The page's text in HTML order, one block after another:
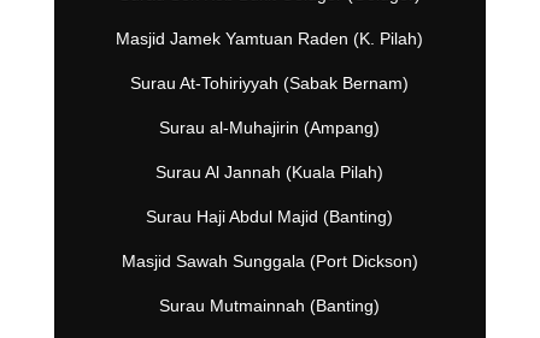
Masjid Jamek Yamtuan Raden (K. Pilah)
Surau At-Tohiriyyah (Sabak Bernam)
Surau al-Muhajirin (Ampang)
Surau Al Jannah (Kuala Pilah)
Surau Haji Abdul Majid (Banting)
Masjid Sawah Sunggala (Port Dickson)
Surau Mutmainnah (Banting)